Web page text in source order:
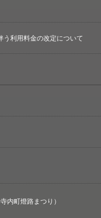
う利用料金の改定について
内町燈路まつり）